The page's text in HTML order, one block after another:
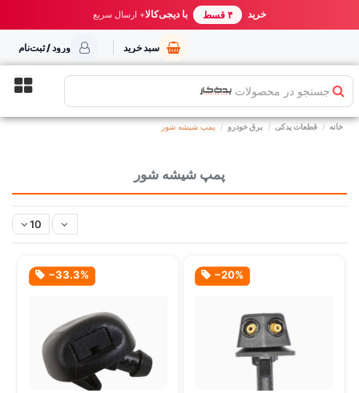
خرید مطمئن از یدک کار بهترین قیمت ایران خرید ۴ قسط با دیجی‌کالا+ ارسال سریع
سبد خرید ورود / ثبت‌نام
جستجو در محصولات
خانه قطعات یدکی برق خودرو پمپ شیشه شور
پمپ شیشه شور
10
‎−20%
‎−33.3%